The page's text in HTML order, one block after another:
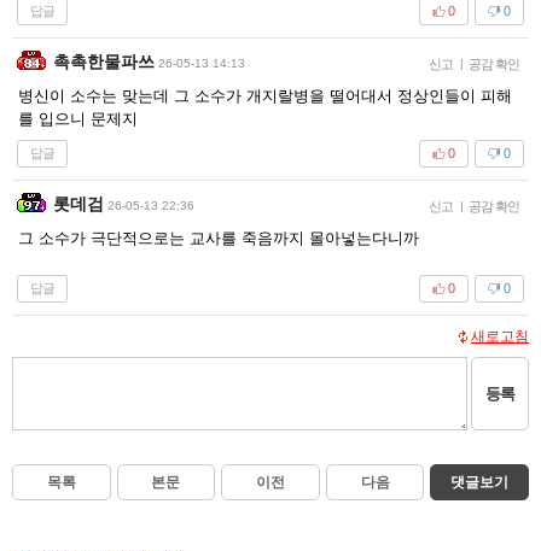
답글 0
0
촉촉한물파쓰 26-05-13 14:13 신고 | 공감 확인
병신이 소수는 맞는데 그 소수가 개지랄병을 떨어대서 정상인들이 피해
를 입으니 문제지
답글 0
0
롯데검 26-05-13 22:36 신고 | 공감 확인
그 소수가 극단적으로는 교사를 죽음까지 몰아넣는다니까
답글 0
0
새로고침
등록
목록 본문 이전 다음 댓글보기